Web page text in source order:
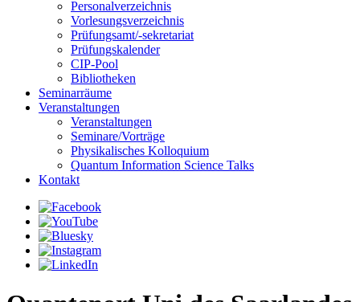
Personalverzeichnis
Vorlesungsverzeichnis
Prüfungsamt/-sekretariat
Prüfungskalender
CIP-Pool
Bibliotheken
Seminarräume
Veranstaltungen
Veranstaltungen
Seminare/Vorträge
Physikalisches Kolloquium
Quantum Information Science Talks
Kontakt